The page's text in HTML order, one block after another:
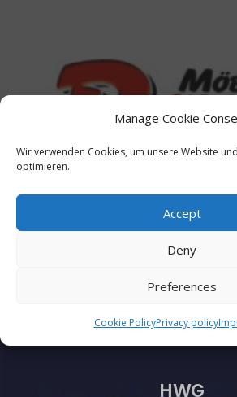
Manage Cookie
Wir verwenden Cookies, um unsere Website
optimieren.
Accept
Deny
Preferences
Cookie PolicyPrivacy policy
Royal
HWG